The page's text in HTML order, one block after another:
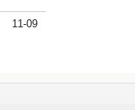
11-09